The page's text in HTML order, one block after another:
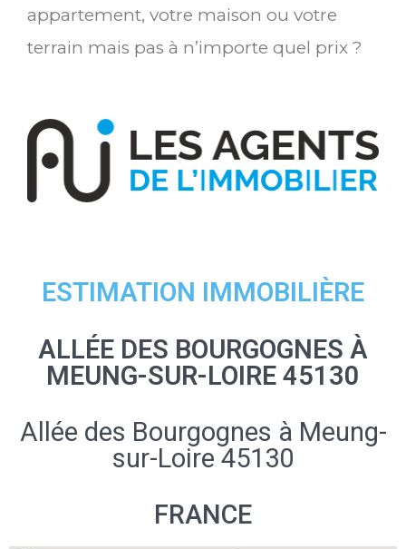
appartement, votre maison ou votre
terrain mais pas à n’importe quel prix ?
ESTIMATION IMMOBILIÈRE
ALLÉE DES BOURGOGNES À
MEUNG-SUR-LOIRE 45130
Allée des Bourgognes à Meung-
sur-Loire 45130
FRANCE